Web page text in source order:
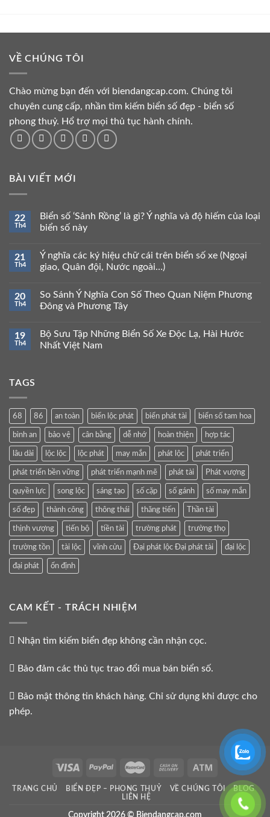
VỀ CHÚNG TÔI
Chào mừng bạn đến với biendangcap.com. Chúng tôi
chuyên cung cấp, nhần tìm kiếm biển số đẹp - biển số
phong thuỷ. Hổ trợ mọi thủ tục hành chính.
BÀI VIẾT MỚI
22
Th4
Biển số ‘Sảnh Rồng’ là gì? Ý nghĩa và độ hiếm của loại
biển số này
21
Th4
Ý nghĩa các ký hiệu chữ cái trên biển số xe (Ngoại
giao, Quân đội, Nước ngoài…)
20
Th4
So Sánh Ý Nghĩa Con Số Theo Quan Niệm Phương
Đông và Phương Tây
19
Th4
Bộ Sưu Tập Những Biển Số Xe Độc Lạ, Hài Hước
Nhất Việt Nam
TAGS
68 86 an toàn biển lộc phát biển phát tài biển số tam hoa
bình an bảo vệ cân bằng dễ nhớ hoàn thiện hợp tác
lâu dài lộc lộc lộc phát may mắn phát lộc phát triển
phát triển bền vững phát triển mạnh mẽ phát tài Phát vượng
quyền lực song lộc sáng tạo số cặp số gánh số may mắn
số đẹp thành công thông thái thăng tiến Thần tài
thịnh vượng tiến bộ tiền tài trường phát trường thọ
trường tồn tài lộc vĩnh cửu Đại phát lộc Đại phát tài đại lộc
đại phát ổn định
CAM KẾT - TRÁCH NHIỆM
Nhận tìm kiếm biển đẹp không cần nhận cọc.
Bảo đảm các thủ tục trao đổi mua bán biển số.
Bảo mật thông tin khách hàng. Chỉ sử dụng khi được cho
phép.
TRANG CHỦ BIỂN ĐẸP – PHONG THUỶ VỀ CHÚNG TÔI
BLOG
LIÊN HỆ
Copyright 2026 © Biendangcap.com